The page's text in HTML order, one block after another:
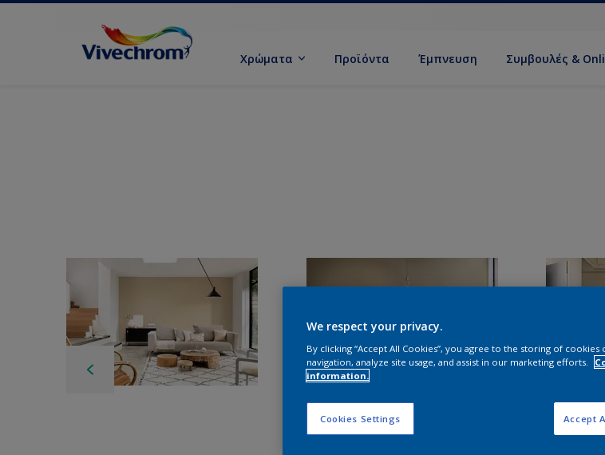
Χρώματα Προϊόντα Έμπνευση Συμβουλές &
We respect your privacy.
By clicking “Accept All Cookies”, you agree to the storing of
navigation, analyze site usage, and assist in our marketing efforts.
information.
Cookies Settings Accept